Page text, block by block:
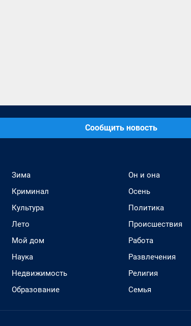
Сообщить новость
Зима
Криминал
Культура
Лето
Мой дом
Наука
Недвижимость
Образование
Он и она
Осень
Политика
Происшествия
Работа
Развлечения
Религия
Семья